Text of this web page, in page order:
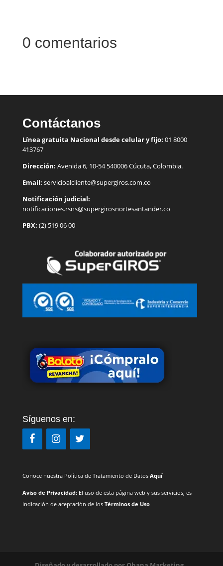
0 comentarios
Contáctanos
Línea gratuita Nacional desde celular y fijo: 01 8000
413767
Dirección: Avenida 6, 10-54 540006 Cúcuta, Colombia.
Email: servicioalcliente@supergiros.com.co
Notificación judicial:
notificaciones.rsns@supergirosnortesantander.co
PBX: (2) 519 06 00
Síguenos en:
Conoce nuestra Política de Tratamiento de Datos Aquí
Aviso de Privacidad: El uso de esta página web y sus servicios, es
indicación de aceptación de los Términos de Uso